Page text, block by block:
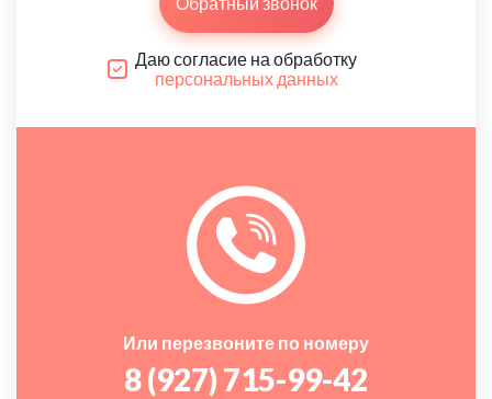
Даю согласие на обработку
персональных данных
Или перезвоните по номеру
8 (927) 715-99-42